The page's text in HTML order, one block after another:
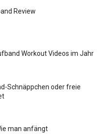
Review
Workout Videos im Jahr
Schnäppchen oder freie
man anfängt